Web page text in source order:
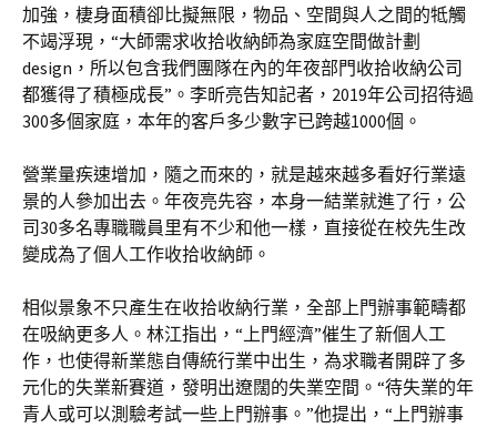
加強，棲身面積卻比擬無限，物品、空間與人之間的牴觸
不竭浮現，“大師需求收拾收納師為家庭空間做計劃
design，所以包含我們團隊在內的年夜部門收拾收納公司
都獲得了積極成長”。李昕亮告知記者，2019年公司招待過
300多個家庭，本年的客戶多少數字已跨越1000個。
營業量疾速增加，隨之而來的，就是越來越多看好行業遠
景的人參加出去。年夜亮先容，本身一結業就進了行，公
司30多名專職職員里有不少和他一樣，直接從在校先生改
變成為了個人工作收拾收納師。
相似景象不只產生在收拾收納行業，全部上門辦事範疇都
在吸納更多人。林江指出，“上門經濟”催生了新個人工
作，也使得新業態自傳統行業中出生，為求職者開辟了多
元化的失業新賽道，發明出遼闊的失業空間。“待失業的年
青人或可以測驗考試一些上門辦事。”他提出，“上門辦事